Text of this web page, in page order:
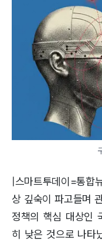
|스마트투데이=통
상 깊숙이 파고들며
정책의 핵심 대상인
히 낮은 것으로 나타